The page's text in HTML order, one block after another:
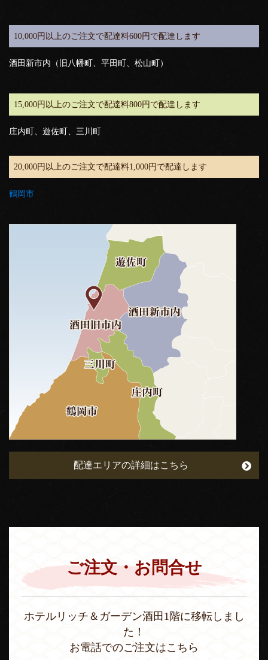
10,000円以上のご注文で配達料600円で配達します
酒田新市内（旧八幡町、平田町、松山町）
15,000円以上のご注文で配達料800円で配達します
庄内町、遊佐町、三川町
20,000円以上のご注文で配達料1,000円で配達します
鶴岡市
配達エリアの詳細はこちら
ご注文・お問合せ
ホテルリッチ＆ガーデン酒田1階に移転しまし
た！
お電話でのご注文はこちら